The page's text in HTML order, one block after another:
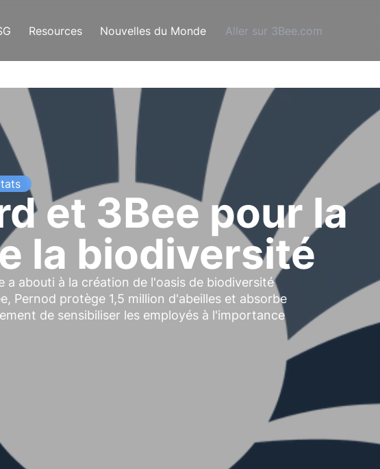
Resources Nouvelles du Monde Aller sur 3Bee.com
et 3Bee pour la
la biodiversité
abouti à la création de l'oasis de biodiversité
Pernod protège 1,5 million d'abeilles et absorbe
de sensibiliser les employés à l'importance